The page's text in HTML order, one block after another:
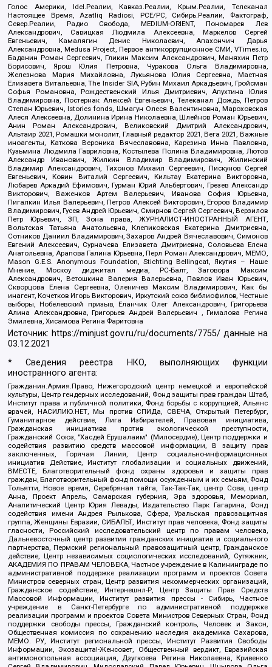
Голос Америки, Idel.Реалии, Кавказ.Реалии, Крым.Реалии, Телеканал
Настоящее Время, Azatliq Radiosi, PCE/PC, Сибирь.Реалии, Фактограф,
Север.Реалии, Радио Свобода, MEDIUM-ORIENT, Пономарев Лев
Александрович, Савицкая Людмила Алексеевна, Маркелов Сергей
Евгеньевич, Камалягин Денис Николаевич, Апахончич Дарья
Александровна, Medusa Project, Первое антикоррупционное СМИ, VTimes.io,
Баданин Роман Сергеевич, Гликин Максим Александрович, Маняхин Петр
Борисович, Ярош Юлия Петровна, Чуракова Ольга Владимировна,
Железнова Мария Михайловна, Лукьянова Юлия Сергеевна, Маетная
Елизавета Витальевна, The Insider SIA, Рубин Михаил Аркадьевич, Гройсман
Софья Романовна, Рождественский Илья Дмитриевич, Апухтина Юлия
Владимировна, Постернак Алексей Евгеньевич, Телеканал Дождь, Петров
Степан Юрьевич, Istories fonds, Шмагун Олеся Валентиновна, Мароховская
Алеся Алексеевна, Долинина Ирина Николаевна, Шлейнов Роман Юрьевич,
Анин Роман Александрович, Великовский Дмитрий Александрович,
Альтаир 2021, Ромашки монолит, Главный редактор 2021, Вега 2021, Важные
иноагенты, Каткова Вероника Вячеславовна, Карезина Инна Павловна,
Кузьмина Людмила Гавриловна, Костылева Полина Владимировна, Лютов
Александр Иванович, Жилкин Владимир Владимирович, Жилинский
Владимир Александрович, Тихонов Михаил Сергеевич, Пискунов Сергей
Евгеньевич, Ковин Виталий Сергеевич, Кильтау Екатерина Викторовна,
Любарев Аркадий Ефимович, Гурман Юрий Альбертович, Грезев Александр
Викторович, Важенков Артем Валерьевич, Иванова София Юрьевна,
Пигалкин Илья Валерьевич, Петров Алексей Викторович, Егоров Владимир
Владимирович, Гусев Андрей Юрьевич, Смирнов Сергей Сергеевич, Верзилов
Петр Юрьевич, ЗП, Зона права, ЖУРНАЛИСТ-ИНОСТРАННЫЙ АГЕНТ,
Вольтская Татьяна Анатольевна, Клепиковская Екатерина Дмитриевна,
Сотников Даниил Владимирович, Захаров Андрей Вячеславович, Симонов
Евгений Алексеевич, Сурначева Елизавета Дмитриевна, Соловьева Елена
Анатольевна, Арапова Галина Юрьевна, Перл Роман Александрович, МЕМО,
Mason G.E.S. Anonymous Foundation, Stichting Bellingcat, Якутия – Наше
Мнение, Москоу диджитал медиа, РС-Балт, Заговора Максим
Александрович, Ветошкина Валерия Валерьевна, Павлов Иван Юрьевич,
Скворцова Елена Сергеевна, Оленичев Максим Владимирович, Как бы
инагент, Кочетков Игорь Викторович, Иркутский союз библиофилов, Честные
выборы, Нобелевский призыв, Еланчик Олег Александрович, Григорьева
Алина Александровна, Григорьев Андрей Валерьевич , Гималова Регина
Эмилевна, Хисамова Регина Фаритовна
Источник: https://minjust.gov.ru/ru/documents/7755/ данные на
03.12.2021
* Сведения реестра НКО, выполняющих функции
иностранного агента:
Гражданин.Армия.Право, Нижегородский центр немецкой и европейской
культуры, Центр гендерных исследований, Фонд защиты прав граждан Штаб,
Институт права и публичной политики, Фонд борьбы с коррупцией, Альянс
врачей, НАСИЛИЮ.НЕТ, Мы против СПИДа, СВЕЧА, Открытый Петербург,
Гуманитарное действие, Лига Избирателей, Правовая инициатива,
Гражданская инициатива против экологической преступности,
Гражданский Союз, "Хасдей Ерушалаим" (Милосердие), Центр поддержки и
содействия развитию средств массовой информации, В защиту прав
заключенных, Горячая Линия, Центр социально-информационных
инициатив Действие, Институт глобализации и социальных движений,
ВМЕСТЕ, Благотворительный фонд охраны здоровья и защиты прав
граждан, Благотворительный фонд помощи осужденным и их семьям, Фонд
Тольятти, Новое время, Серебряная тайга, Так-Так-Так, центр Сова, центр
Анна, Проект Апрель, Самарская губерния, Эра здоровья, Мемориал,
Аналитический Центр Юрия Левады, Издательство Парк Гагарина, Фонд
содействия имени Андрея Рылькова, Сфера, Уральская правозащитная
группа, Женщины Евразии, СИБАЛЬТ, Институт прав человека, Фонд защиты
гласности, Российский исследовательский центр по правам человека,
Дальневосточный центр развития гражданских инициатив и социального
партнерства, Пермский региональный правозащитный центр, Гражданское
действие, Центр независимых социологических исследований, Сутяжник,
АКАДЕМИЯ ПО ПРАВАМ ЧЕЛОВЕКА, Частное учреждение в Калининграде по
административной поддержке реализации программ и проектов Совета
Министров северных стран, Центр развития некоммерческих организаций,
Гражданское содействие, Интернешнл-Р, Центр Защиты Прав Средств
Массовой Информации, Институт развития прессы - Сибирь, Частное
учреждение в Санкт-Петербурге по административной поддержке
реализации программ и проектов Совета Министров Северных Стран, Фонд
поддержки свободы прессы, Гражданский контроль, Человек и Закон,
Общественная комиссия по сохранению наследия академика Сахарова,
МЕМО. РУ, Институт региональной прессы, Институт Развития Свободы
Информации, Экозащита!-Женсовет, Общественный вердикт, Евразийская
антимонопольная ассоциация, Дзугкоева Регина Николаевна, Кривенко